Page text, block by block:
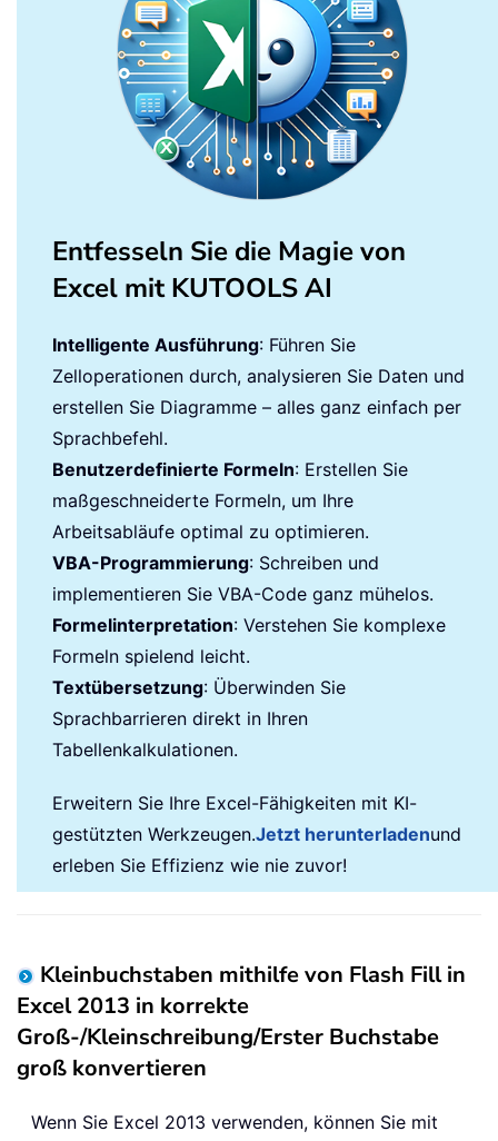
Entfesseln Sie die Magie von
Excel mit KUTOOLS AI
Intelligente Ausführung: Führen Sie
Zelloperationen durch, analysieren Sie Daten und
erstellen Sie Diagramme – alles ganz einfach per
Sprachbefehl.
Benutzerdefinierte Formeln: Erstellen Sie
maßgeschneiderte Formeln, um Ihre
Arbeitsabläufe optimal zu optimieren.
VBA-Programmierung: Schreiben und
implementieren Sie VBA-Code ganz mühelos.
Formelinterpretation: Verstehen Sie komplexe
Formeln spielend leicht.
Textübersetzung: Überwinden Sie
Sprachbarrieren direkt in Ihren
Tabellenkalkulationen.
Erweitern Sie Ihre Excel-Fähigkeiten mit KI-
gestützten Werkzeugen.Jetzt herunterladenund
erleben Sie Effizienz wie nie zuvor!
Kleinbuchstaben mithilfe von Flash Fill in
Excel 2013 in korrekte
Groß-/Kleinschreibung/Erster Buchstabe
groß konvertieren
Wenn Sie Excel 2013 verwenden, können Sie mit